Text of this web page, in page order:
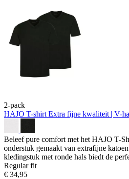
2-pack
HAJO T-shirt Extra fijne kwaliteit | V-
Beleef pure comfort met het HAJO T-
onderstuk gemaakt van extrafijne
kledingstuk met ronde hals biedt de
Regular fit
€ 34,95